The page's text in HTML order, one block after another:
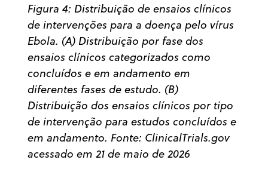
Figura 4: Distribuição de ensaios clínicos
de intervenções para a doença pelo vírus
Ebola. (A) Distribuição por fase dos
ensaios clínicos categorizados como
concluídos e em andamento em
diferentes fases de estudo. (B)
Distribuição dos ensaios clínicos por tipo
de intervenção para estudos concluídos e
em andamento. Fonte: ClinicalTrials.gov
acessado em 21 de maio de 2026